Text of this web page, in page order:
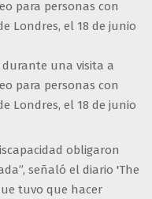
una visita a
para personas con
Londres, el 18 de junio
obligaron
señaló el diario 'The
tuvo que hacer